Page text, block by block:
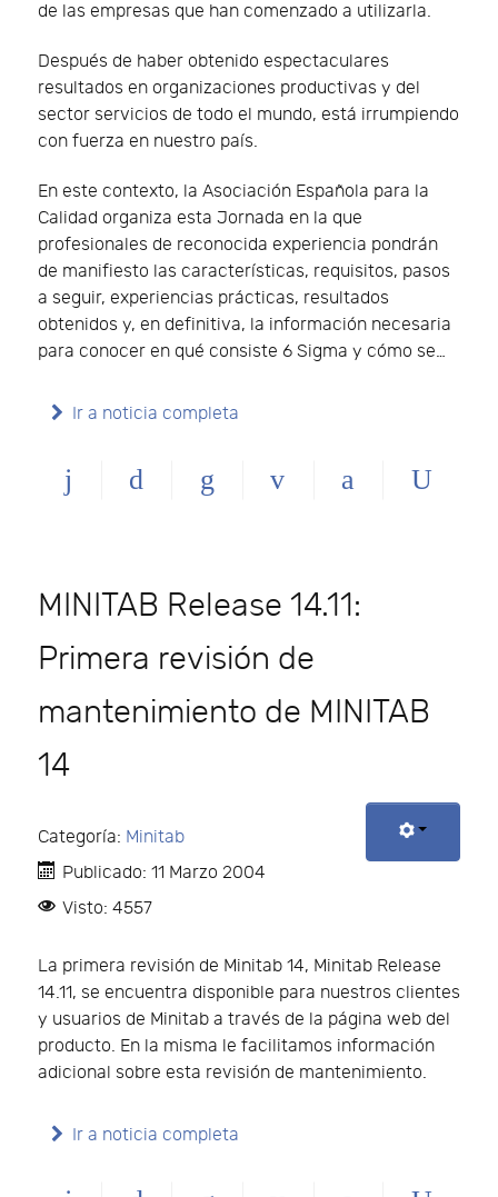
de las empresas que han comenzado a utilizarla.
Después de haber obtenido espectaculares
resultados en organizaciones productivas y del
sector servicios de todo el mundo, está irrumpiendo
con fuerza en nuestro país.
En este contexto, la Asociación Española para la
Calidad organiza esta Jornada en la que
profesionales de reconocida experiencia pondrán
de manifiesto las características, requisitos, pasos
a seguir, experiencias prácticas, resultados
obtenidos y, en definitiva, la información necesaria
para conocer en qué consiste 6 Sigma y cómo se…
Ir a noticia completa
MINITAB Release 14.11:
Primera revisión de
mantenimiento de MINITAB
14
Categoría: Minitab
Publicado: 11 Marzo 2004
Visto: 4557
La primera revisión de Minitab 14, Minitab Release
14.11, se encuentra disponible para nuestros clientes
y usuarios de Minitab a través de la página web del
producto. En la misma le facilitamos información
adicional sobre esta revisión de mantenimiento.
Ir a noticia completa